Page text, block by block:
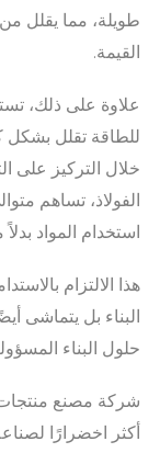
طويلة، مما يقلل
القيمة.
علاوة على ذلك،
للطاقة تقلل بشكل
خلال التركيز على
الفولاذ، تساهم
استخدام المواد
هذا الالتزام
البناء بل يتماشى
حلول البناء
شركة مصنع
أكثر اخضرارًا